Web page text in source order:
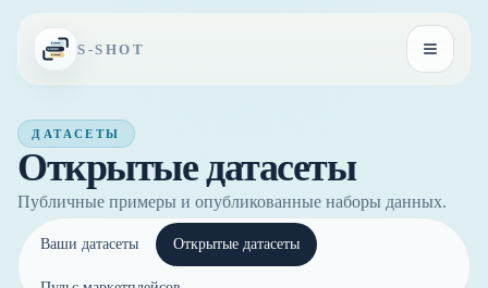
S-SHOT
ДАТАСЕТЫ
Открытые датасеты
Публичные примеры и опубликованные наборы данных.
Ваши датасеты Открытые датасеты